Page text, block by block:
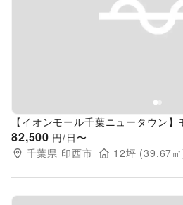
Previous slide
【イオンモール千葉ニュータウン
82,500 円/日〜
千葉県 印西市 12坪 (39.67